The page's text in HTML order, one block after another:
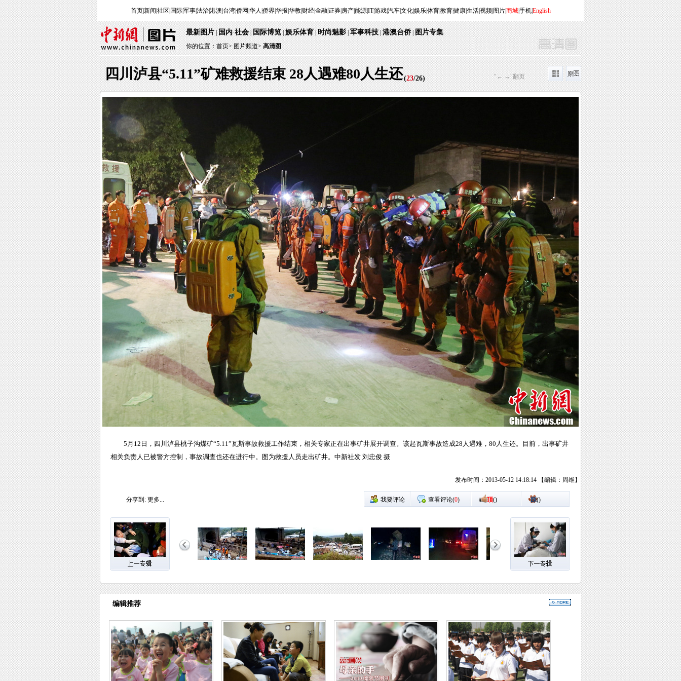
首页|新闻 社区 国际|军事|法治|港澳 台湾|侨网 华人 侨界|华报 华教| 财经|金融|证券| 房产|能源|IT|游戏|汽车|文化|娱乐|体育|教育|健康|生活|视频| 图片|商城|手机|English
最新图片|国内·社会|国际博览|娱乐体育|时尚魅影|军事科技|港澳台侨|图片专集
你的位置：首页>图片频道> 高清图
四川泸县“5.11”矿难救援结束 28人遇难80人生还(23/26) "← →"翻页
5月12日，四川泸县桃子沟煤矿“5.11”瓦斯事故救援工作结束，相关专家正在出事矿井展开调查。该起瓦斯事故造成28人遇难，80人生还。目前，出事矿井
相关负责人已被警方控制，事故调查也还在进行中。图为救援人员走出矿井。中新社发 刘忠俊 摄
发布时间：2013-05-12 14:18:14 【编辑：周维】
分享到: 更多... 我要评论 查看评论(0) 顶() 踩()
编辑推荐